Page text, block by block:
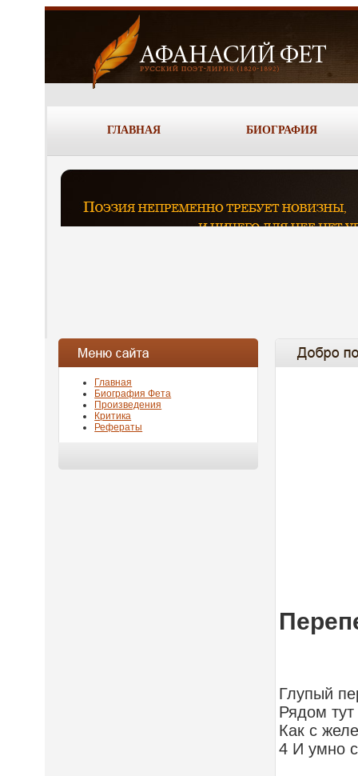
ГЛАВНАЯ БИОГРАФИЯ
Главная
Биография Фета
Произведения
Критика
Рефераты
Глупый
Рядом тут
Как с
4 И умно